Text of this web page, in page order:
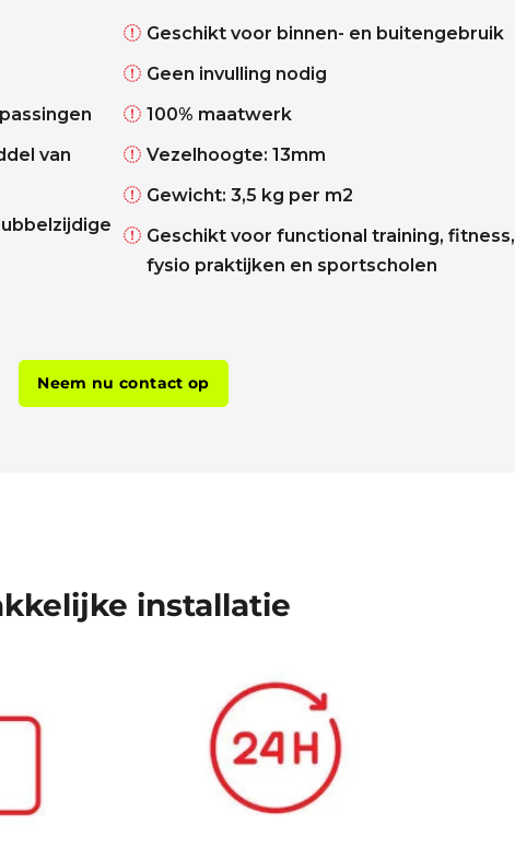
van
Geschikt voor binnen- en buitengebruik
Geen invulling nodig
100% maatwerk
Vezelhoogte: 13mm
Gewicht: 3,5 kg per m2
Geschikt voor functional training, fitness,
fysio praktijken en sportscholen
Neem nu contact op
installatie